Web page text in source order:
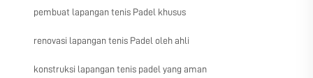
pembuat lapangan tenis Padel khusus
renovasi lapangan tenis Padel oleh ahli
konstruksi lapangan tenis padel yang aman